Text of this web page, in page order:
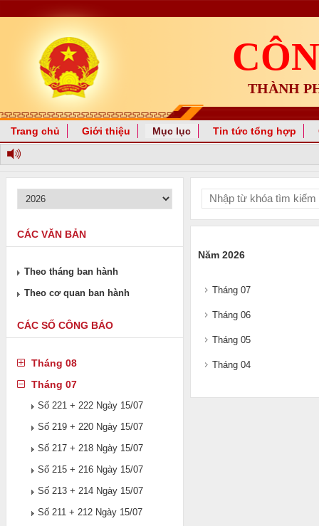
THÀNH
Trang chủ Giới thiệu Mục lục Tin tức tổng hợp
CÁC VĂN BẢN
Theo tháng ban hành
Theo cơ quan ban hành
CÁC SỐ CÔNG BÁO
Tháng 08
Tháng 07
Số 221 + 222 Ngày 15/07
Số 219 + 220 Ngày 15/07
Số 217 + 218 Ngày 15/07
Số 215 + 216 Ngày 15/07
Số 213 + 214 Ngày 15/07
Số 211 + 212 Ngày 15/07
Năm 2026
Tháng 07
Tháng 06
Tháng 05
Tháng 04